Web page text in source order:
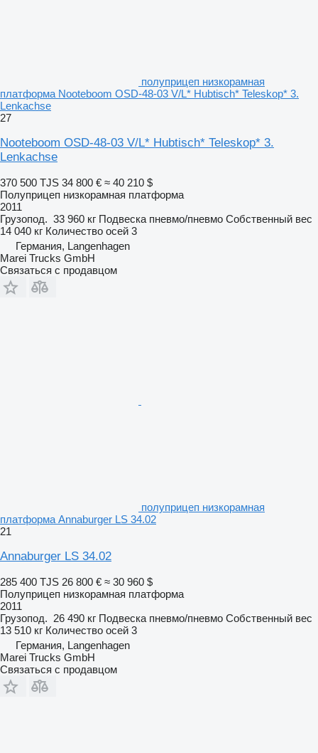
полуприцеп низкорамная
платформа Nooteboom OSD-48-03 V/L* Hubtisch* Teleskop* 3.
Lenkachse
27
Nooteboom OSD-48-03 V/L* Hubtisch* Teleskop* 3.
Lenkachse
370 500 TJS 34 800 € ≈ 40 210 $
Полуприцеп низкорамная платформа
2011
Грузопод. 33 960 кг Подвеска пневмо/пневмо Собственный вес
14 040 кг Количество осей 3
Германия, Langenhagen
Marei Trucks GmbH
Связаться с продавцом
полуприцеп низкорамная
платформа Annaburger LS 34.02
21
Annaburger LS 34.02
285 400 TJS 26 800 € ≈ 30 960 $
Полуприцеп низкорамная платформа
2011
Грузопод. 26 490 кг Подвеска пневмо/пневмо Собственный вес
13 510 кг Количество осей 3
Германия, Langenhagen
Marei Trucks GmbH
Связаться с продавцом